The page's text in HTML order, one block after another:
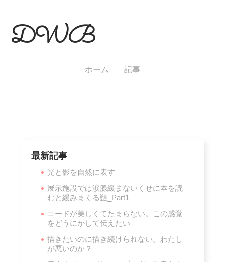
DWB
ホーム 記事
最新記事
光と影を自然に表す
展示施設では涙腺緩まないくせに本を読
むと緩みまくる謎_Part1
コードが美しくてたまらない。この感覚
をどうにかして伝えたい
描きたいのに描き続けられない。わたし
が悪いのか？